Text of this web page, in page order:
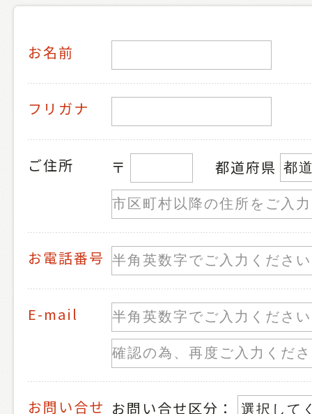
お名前
フリガナ
ご住所 〒 都道府県
お電話番号
E-mail
お問い合せ お問い合せ区分：